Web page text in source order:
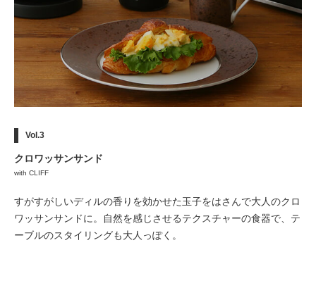
Vol.3
クロワッサンサンド
with CLIFF
すがすがしいディルの香りを効かせた玉子をはさんで大人のクロ
ワッサンサンドに。自然を感じさせるテクスチャーの食器で、テ
ーブルのスタイリングも大人っぽく。